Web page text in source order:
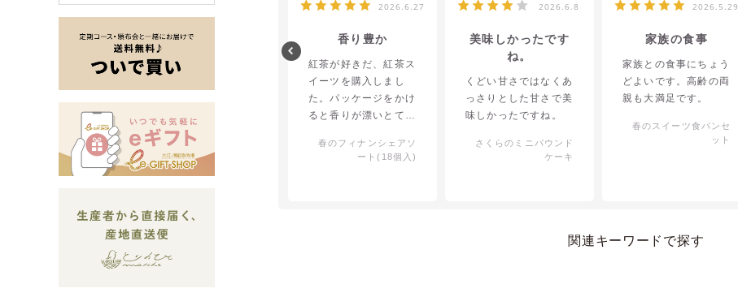
2026.6.27
香り豊か
紅茶が好きだ、紅茶ス
イーツを購入しまし
た。パッケージをかけ
ると香りが漂いとても
した。もちろんお味も
春のフィナンシェアソ
ート(18個入)
2026.6.8
美味しかったです
ね。
くどい甘さではなくあ
っさりとした甘さで美
味しかったですね。
さくらのミニパウンド
ケーキ
2026.5.29
家族の食事
家族との食事にちょう
どよいです。高齢の両
親も大満足です。
春のスイーツ食パンセ
ット
関連キーワードで探す